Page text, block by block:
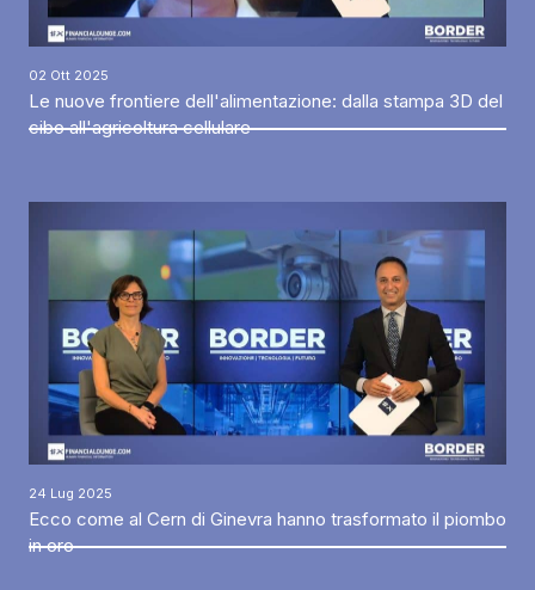
02 Ott 2025
Le nuove frontiere dell'alimentazione: dalla stampa 3D del
cibo all'agricoltura cellulare
24 Lug 2025
Ecco come al Cern di Ginevra hanno trasformato il piombo
in oro